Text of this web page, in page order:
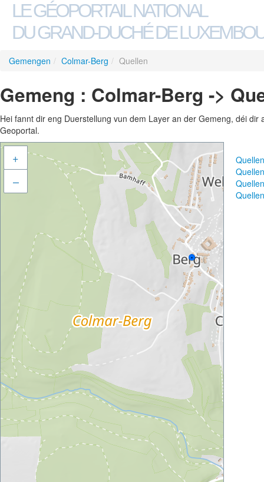
LE GÉOPORTAIL NATIONAL
DU GRAND-DUCHÉ DE
Gemengen / Colmar-Berg / Quellen
Gemeng : Colmar-Berg ->
Hei fannt dir eng Duerstellung vun dem Layer an der Gemeng, déi
Geoportal.
+
–